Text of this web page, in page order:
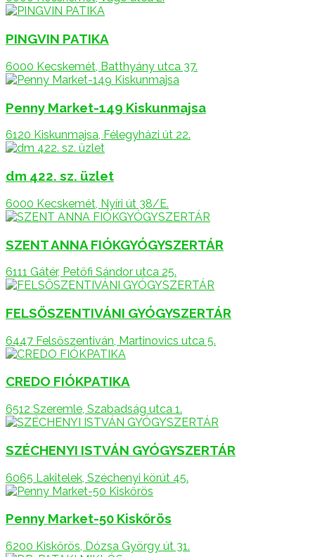
PINGVIN PATIKA
6000 Kecskemét, Batthyány utca 37.
Penny Market-149 Kiskunmajsa
6120 Kiskunmajsa, Félegyházi út 22.
dm 422. sz. üzlet
6000 Kecskemét, Nyíri út 38/E.
SZENT ANNA FIÓKGYÓGYSZERTÁR
6111 Gátér, Petőfi Sándor utca 25.
FELSŐSZENTIVÁNI GYÓGYSZERTÁR
6447 Felsőszentiván, Martinovics utca 5.
CREDO FIÓKPATIKA
6512 Szeremle, Szabadság utca 1.
SZÉCHENYI ISTVÁN GYÓGYSZERTÁR
6065 Lakitelek, Széchenyi körút 45.
Penny Market-50 Kiskőrös
6200 Kiskőrös, Dózsa György út 31.